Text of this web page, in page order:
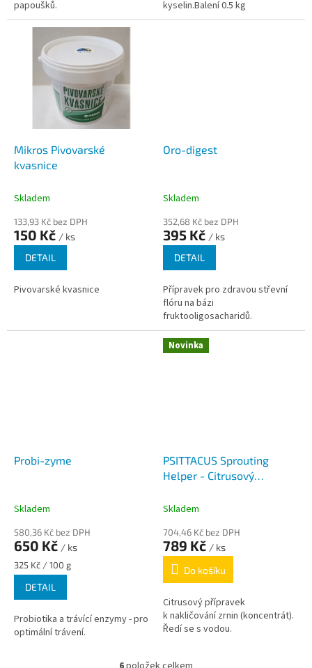
papoušků. kyselin.Balení 0.5 kg
Mikros Pivovarské
kvasnice
Skladem
133,93 Kč bez DPH
150 Kč / ks
DETAIL
Pivovarské kvasnice
Oro-digest
Skladem
352,68 Kč bez DPH
395 Kč / ks
DETAIL
Přípravek pro zdravou střevní
flóru na bázi
fruktooligosacharidů.
Probi-zyme
Skladem
580,36 Kč bez DPH
650 Kč / ks
Měrná
cena:
325 Kč / 100 g
DETAIL
Probiotika a trávící enzymy - pro
optimální trávení.
Novinka
PSITTACUS Sprouting
Helper - Citrusový
ml
Skladem
704,46 Kč bez DPH
789 Kč / ks
Do košíku
Citrusový přípravek
k nakličování zrnin (koncentrát).
Ředí se s vodou.